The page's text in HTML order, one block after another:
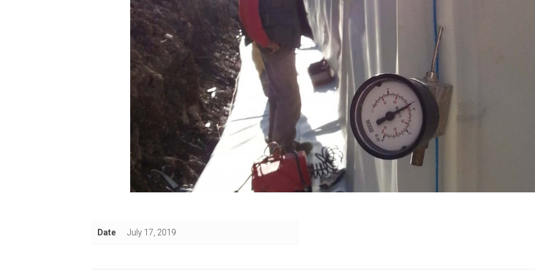
Date July 17, 2019